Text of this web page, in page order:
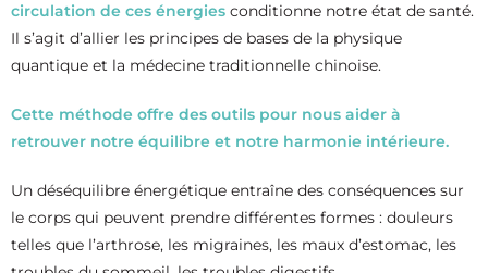
circulation de ces énergies conditionne notre état de santé.
Il s’agit d’allier les principes de bases de la physique
quantique et la médecine traditionnelle chinoise.
Cette méthode offre des outils pour nous aider à
retrouver notre équilibre et notre harmonie intérieure.
Un déséquilibre énergétique entraîne des conséquences sur
le corps qui peuvent prendre différentes formes : douleurs
telles que l’arthrose, les migraines, les maux d’estomac, les